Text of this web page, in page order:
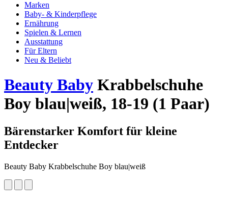
Marken
Baby- & Kinderpflege
Ernährung
Spielen & Lernen
Ausstattung
Für Eltern
Neu & Beliebt
Beauty Baby Krabbelschuhe
Boy blau|weiß, 18-19 (1 Paar)
Bärenstarker Komfort für kleine
Entdecker
Beauty Baby Krabbelschuhe Boy blau|weiß